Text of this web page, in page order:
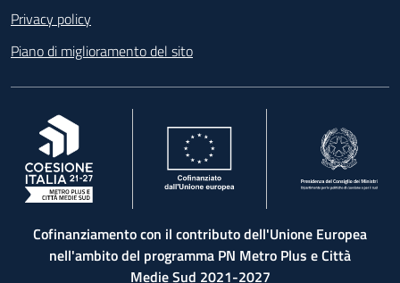
Privacy policy
Piano di miglioramento del sito
, apre in una nuova scheda
Cofinanziamento con il contributo dell'Unione Europea
nell'ambito del programma PN Metro Plus e Città
Medie Sud 2021-2027